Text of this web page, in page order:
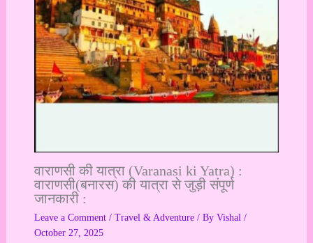
वाराणसी की यात्रा (Varanasi ki Yatra) :
वाराणसी(बनारस) की यात्रा से जुड़ी संपूर्ण
जानकारी :
Leave a Comment / Travel & Adventure/ By Vishal /
October 27, 2025